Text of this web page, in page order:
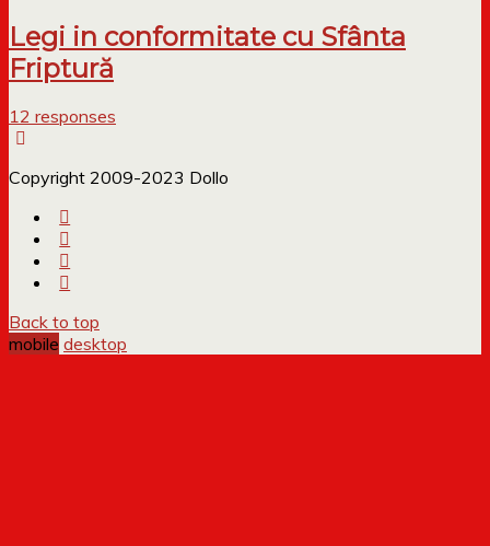
Legi in conformitate cu Sfânta
Friptură
12 responses
Copyright 2009-2023 Dollo
Back to top
mobile desktop